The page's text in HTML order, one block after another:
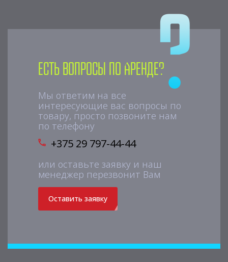
Есть вопросы по аренде?
Мы ответим на все
интересующие вас вопросы по
товару, просто позвоните нам
по телефону
+375 29 797-44-44
или оставьте заявку и наш
менеджер перезвонит Вам
Оставить заявку